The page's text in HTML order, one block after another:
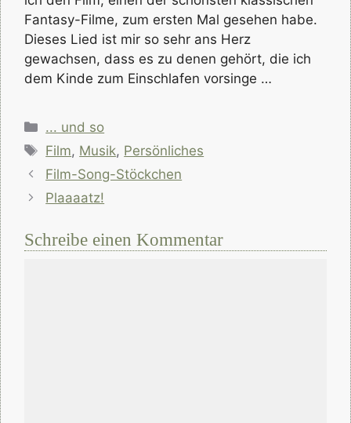
Fantasy-Filme, zum ersten Mal gesehen habe.
Dieses Lied ist mir so sehr ans Herz
gewachsen, dass es zu denen gehört, die ich
dem Kinde zum Einschlafen vorsinge …
Kategorien
... und so
Schlagwörter
Film, Musik, Persönliches
Film-Song-Stöckchen
Plaaaatz!
Schreibe einen Kommentar